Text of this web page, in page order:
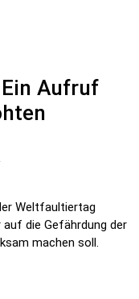
Aufruf
Weltfaultiertag
die Gefährdung der
machen soll.